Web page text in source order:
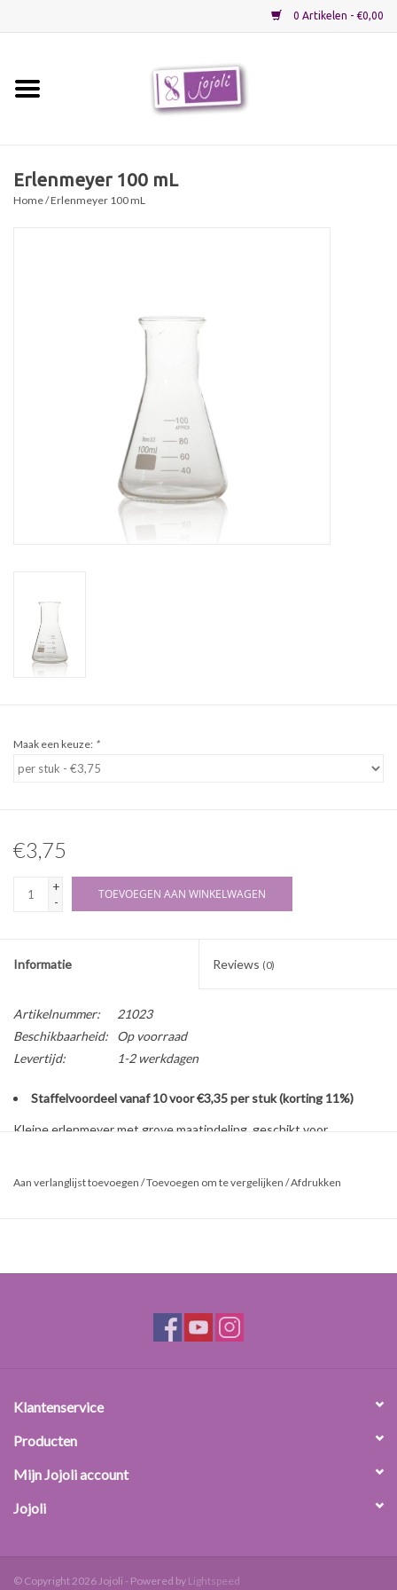
0 Artikelen - €0,00
Erlenmeyer 100 mL
Home/ Erlenmeyer 100 mL
Maak een keuze: *
€3,75
+
-
TOEVOEGEN AAN WINKELWAGEN
Informatie Reviews (0)
Artikelnummer:
21023
Beschikbaarheid:
Op voorraad
Levertijd:
1-2 werkdagen
Staffelvoordeel vanaf 10 voor €3,35 per stuk (korting 11%)
Kleine erlenmeyer met grove maatindeling, geschikt voor
Aan verlanglijst toevoegen /Toevoegen om te vergelijken /Afdrukken
Klantenservice
Producten
Mijn Jojoli account
Jojoli
© Copyright 2026 Jojoli - Powered by Lightspeed